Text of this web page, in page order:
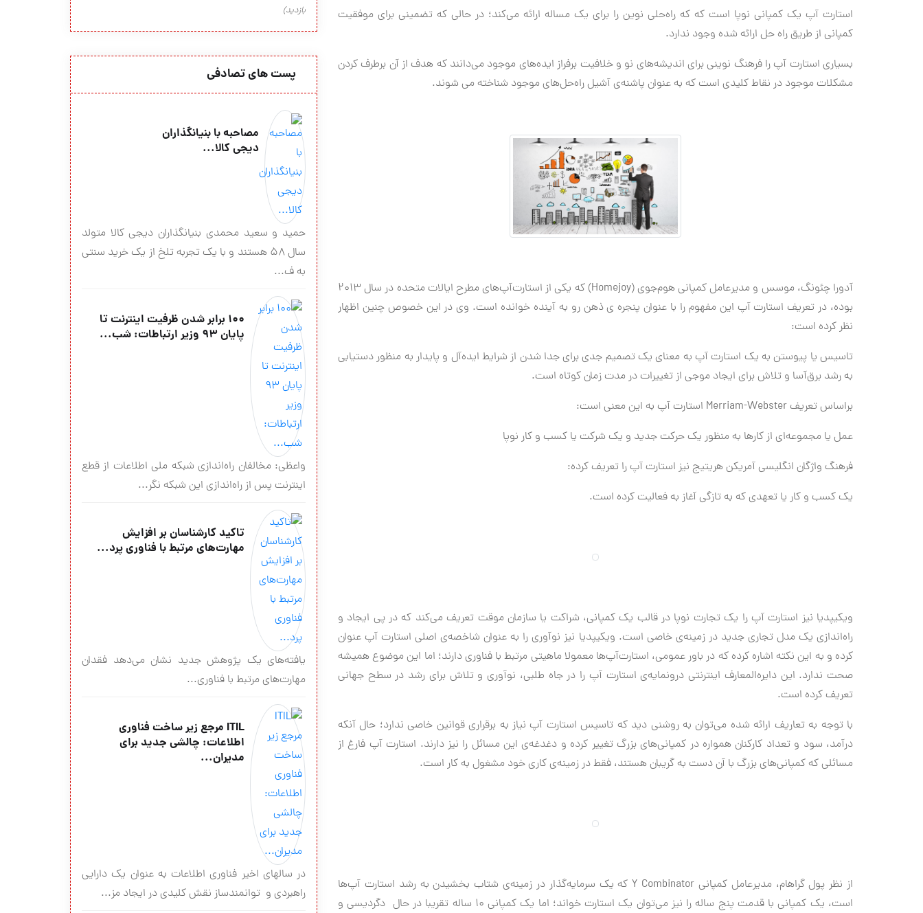
استارت آپ یک کمپانی نوپا است که که راه‌حلی نوین را برای یک مساله ارائه می‌کند؛ در حالی که تضمینی برای موفقیت
کمپانی از طریق راه حل ارائه شده وجود ندارد.
بسیاری استارت آپ را فرهنگ نوینی برای اندیشه‌های نو و خلافیت برفراز ایده‌های موجود می‌دانند که هدف از آن برطرف کردن
مشکلات موجود در نقاط کلیدی است که به عنوان پاشنه‌ی آشیل راه‌حل‌های موجود شناخته می شوند.
آدورا چئونگ، موسس و مدیرعامل کمپانی هوم‌جوی (Homejoy) که یکی از استارت‌آپ‌های مطرح ایالات متحده در سال ۲۰۱۳
بوده، در تعریف استارت آپ این مفهوم را با عنوان پنجره ی ذهن رو به آینده خوانده است. وی در این خصوص چنین اظهار
نظر کرده است:
تاسیس یا پیوستن به یک استارت آپ به معنای یک تصمیم جدی برای جدا شدن از شرایط ایده‌آل و پایدار به منظور دستیابی
به رشد برق‌آسا و تلاش برای ایجاد موجی از تغییرات در مدت زمان کوتاه است.
براساس تعریف Merriam-Webster استارت آپ به این معنی است:
عمل یا مجموعه‌ای از کارها به منظور یک حرکت جدید و یک شرکت یا کسب و کار نوپا
فرهنگ واژگان انگلیسی آمریکن هریتیج نیز استارت آپ را تعریف کرده:
یک کسب و کار یا تعهدی که به تازگی آغاز به فعالیت کرده است.
ویکیپدیا نیز استارت آپ را یک تجارت نوپا در قالب یک کمپانی، شراکت یا سازمان موقت تعریف می‌کند که در پی ایجاد و
راه‌اندازی یک مدل تجاری جدید در زمینه‌ی خاصی است. ویکیپدیا نیز نوآوری را به عنوان شاخصه‌ی اصلی استارت آپ عنوان
کرده و به این نکته اشاره کرده که در باور عمومی، استارت‌آپ‌ها معمولا ماهیتی مرتبط با فناوری دارند؛ اما این موضوع همیشه
صحت ندارد. این دایره‌المعارف اینترنتی درونمایه‌ی استارت آپ را در جاه طلبی، نوآوری و تلاش برای رشد در سطح جهانی
تعریف کرده است.
با توجه به تعاریف ارائه شده می‌توان به روشنی دید که تاسیس استارت آپ نیاز به برقراری قوانین خاصی ندارد؛ حال آنکه
درآمد، سود و تعداد کارکنان همواره در کمپانی‌های بزرگ تغییر کرده و دغدغه‌ی این مسائل را نیز دارند. استارت آپ فارغ از
مسائلی که کمپانی‌های بزرگ با آن دست به گریبان هستند، فقط در زمینه‌ی کاری خود مشغول به کار است.
از نظر پول گراهام، مدیرعامل کمپانی Y Combinator که یک سرمایه‌گذار در زمینه‌ی شتاب بخشیدن به رشد استارت آپ‌ها
است، یک کمپانی با قدمت پنج ساله را نیز می‌توان یک استارت خواند؛ اما یک کمپانی ۱۰ ساله تقریبا در حال دگردیسی و
بازدید)
پست های تصادفی
مصاحبه با بنیانگذاران
دیجی کالا...
حمید و سعید محمدی بنیانگذاران دیجی کالا متولد
سال ۵۸ هستند و با یک تجربه تلخ از یک خرید سنتی
به ف...
۱۰۰ برابر شدن ظرفیت اینترنت تا
پایان ۹۳ وزیر ارتباطات: شب...
واعظی: مخالفان راه‌اندازی شبکه ملی اطلاعات از قطع
اینترنت پس از راه‌اندازی این شبکه نگر...
تاکید کار‌شناسان بر افزایش
مهارت‏‌های مرتبط با فناوری پرد...
یافته‌‏های یک پژوهش جدید نشان می‌‏دهد فقدان
مهارت‏‌های مرتبط با فناوری...
ITIL مرجع زیر ساخت فناوری
اطلاعات: چالشی جدید برای
مدیران...
در سالهای اخیر فناوری اطلاعات به عنوان یک دارایی
راهبردی و توانمندساز نقش کلیدی در ایجاد مز...